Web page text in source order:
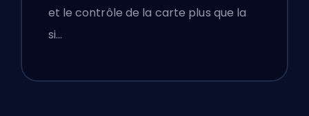
et le contrôle de la carte plus que la
si…